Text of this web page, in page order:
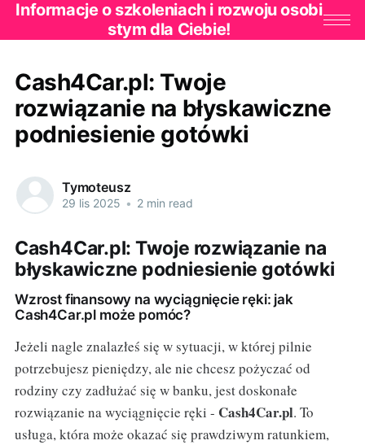
Informacje o szkoleniach i rozwoju osobi
stym dla Ciebie!
Cash4Car.pl: Twoje
rozwiązanie na błyskawiczne
podniesienie gotówki
Tymoteusz
29 lis 2025 • 2 min read
Cash4Car.pl: Twoje rozwiązanie na
błyskawiczne podniesienie gotówki
Wzrost finansowy na wyciągnięcie ręki: jak
Cash4Car.pl może pomóc?
Jeżeli nagle znalazłeś się w sytuacji, w której pilnie
potrzebujesz pieniędzy, ale nie chcesz pożyczać od
rodziny czy zadłużać się w banku, jest doskonałe
rozwiązanie na wyciągnięcie ręki - Cash4Car.pl. To
usługa, która może okazać się prawdziwym ratunkiem,